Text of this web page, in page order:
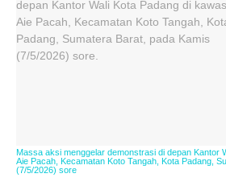
Massa aksi menggelar demonstrasi di depan Kantor
Aie Pacah, Kecamatan Koto Tangah, Kota Padang,
(7/5/2026) sore